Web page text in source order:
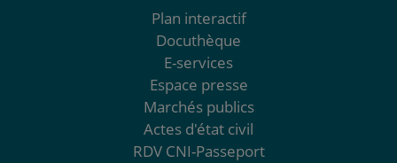
Plan interactif
Docuthèque
E-services
Espace presse
Marchés publics
Actes d'état civil
RDV CNI-Passeport